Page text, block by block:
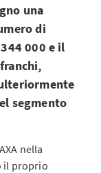
una
di
000 e il
segmento
nella
il proprio